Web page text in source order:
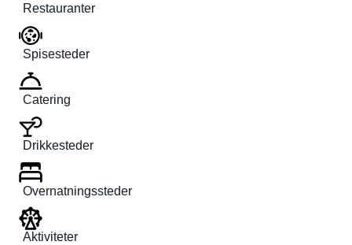
Restauranter
Spisesteder
Catering
Drikkesteder
Overnatningssteder
Aktiviteter